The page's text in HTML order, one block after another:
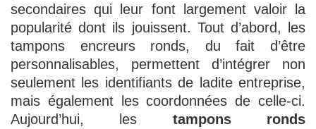
secondaires qui leur font largement valoir la
popularité dont ils jouissent. Tout d’abord, les
tampons encreurs ronds, du fait d’être
personnalisables, permettent d’intégrer non
seulement les identifiants de ladite entreprise,
mais également les coordonnées de celle-ci.
Aujourd’hui, les tampons ronds